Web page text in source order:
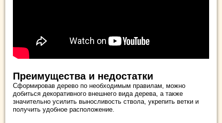
Преимущества и недостатки
Сформировав дерево по необходимым правилам, можно
добиться декоративного внешнего вида дерева, а также
значительно усилить выносливость ствола, укрепить ветки и
получить удобное расположение.